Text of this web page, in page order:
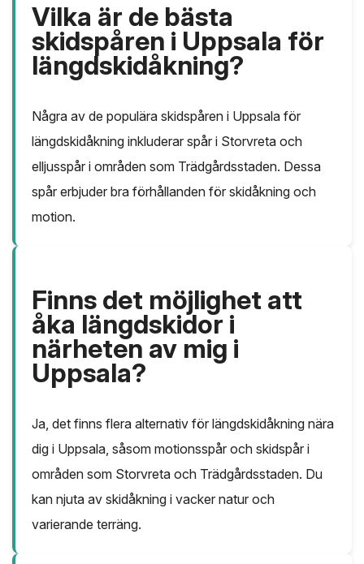
Vilka är de bästa
skidspåren i Uppsala för
längdskidåkning?
Några av de populära skidspåren i Uppsala för
längdskidåkning inkluderar spår i Storvreta och
elljusspår i områden som Trädgårdsstaden. Dessa
spår erbjuder bra förhållanden för skidåkning och
motion.
Finns det möjlighet att
åka längdskidor i
närheten av mig i
Uppsala?
Ja, det finns flera alternativ för längdskidåkning nära
dig i Uppsala, såsom motionsspår och skidspår i
områden som Storvreta och Trädgårdsstaden. Du
kan njuta av skidåkning i vacker natur och
varierande terräng.